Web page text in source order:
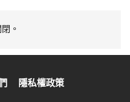
。
隱私權政策